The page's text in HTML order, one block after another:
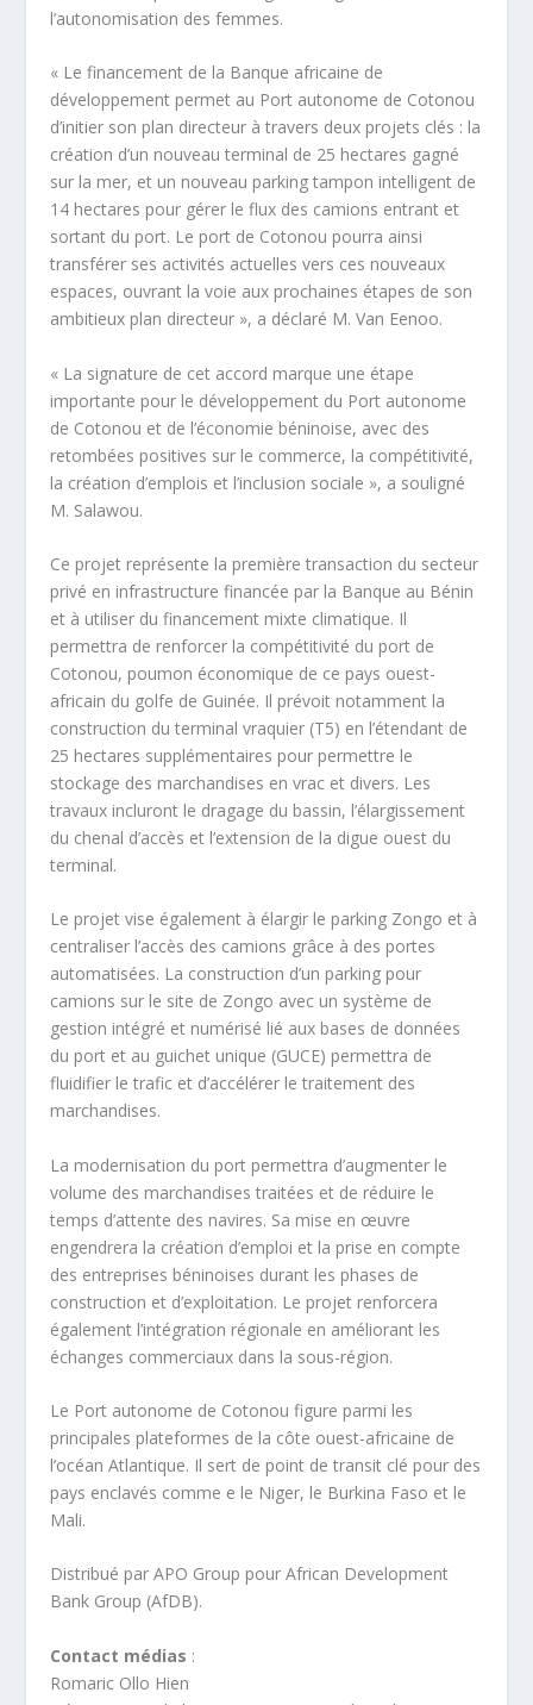
l’autonomisation des femmes.
« Le financement de la Banque africaine de
développement permet au Port autonome de Cotonou
d’initier son plan directeur à travers deux projets clés : la
création d’un nouveau terminal de 25 hectares gagné
sur la mer, et un nouveau parking tampon intelligent de
14 hectares pour gérer le flux des camions entrant et
sortant du port. Le port de Cotonou pourra ainsi
transférer ses activités actuelles vers ces nouveaux
espaces, ouvrant la voie aux prochaines étapes de son
ambitieux plan directeur », a déclaré M. Van Eenoo.
« La signature de cet accord marque une étape
importante pour le développement du Port autonome
de Cotonou et de l’économie béninoise, avec des
retombées positives sur le commerce, la compétitivité,
la création d’emplois et l’inclusion sociale », a souligné
M. Salawou.
Ce projet représente la première transaction du secteur
privé en infrastructure financée par la Banque au Bénin
et à utiliser du financement mixte climatique. Il
permettra de renforcer la compétitivité du port de
Cotonou, poumon économique de ce pays ouest-
africain du golfe de Guinée. Il prévoit notamment la
construction du terminal vraquier (T5) en l’étendant de
25 hectares supplémentaires pour permettre le
stockage des marchandises en vrac et divers. Les
travaux incluront le dragage du bassin, l’élargissement
du chenal d’accès et l’extension de la digue ouest du
terminal.
Le projet vise également à élargir le parking Zongo et à
centraliser l’accès des camions grâce à des portes
automatisées. La construction d’un parking pour
camions sur le site de Zongo avec un système de
gestion intégré et numérisé lié aux bases de données
du port et au guichet unique (GUCE) permettra de
fluidifier le trafic et d’accélérer le traitement des
marchandises.
La modernisation du port permettra d’augmenter le
volume des marchandises traitées et de réduire le
temps d’attente des navires. Sa mise en œuvre
engendrera la création d’emploi et la prise en compte
des entreprises béninoises durant les phases de
construction et d’exploitation. Le projet renforcera
également l’intégration régionale en améliorant les
échanges commerciaux dans la sous-région.
Le Port autonome de Cotonou figure parmi les
principales plateformes de la côte ouest-africaine de
l’océan Atlantique. Il sert de point de transit clé pour des
pays enclavés comme e le Niger, le Burkina Faso et le
Mali.
Distribué par APO Group pour African Development
Bank Group (AfDB).
Contact médias :
Romaric Ollo Hien